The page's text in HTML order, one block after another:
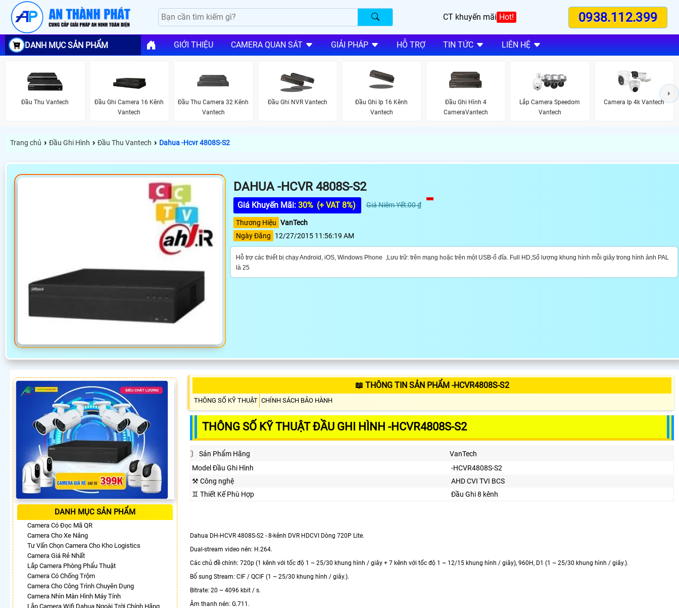
CT khuyến mãi Hot! 0938.112.399
DANH MỤC SẢN PHẨM GIỚI THIỆU CAMERA QUAN SÁT GIẢI PHÁP HỖ TRỢ TIN TỨC LIÊN HỆ
Đầu Thu Vantech
Đầu Ghi Camera 16 Kênh
Vantech
Đầu Thu Camera 32 Kênh
Vantech
Đầu Ghi NVR Vantech
Đầu Ghi Ip 16 Kênh
Vantech
Đầu Ghi Hình 4
CameraVantech
Lắp Camera Speedom
Vantech
Camera Ip 4k Vantech
Trang chủ › Đầu Ghi Hình › Đầu Thu Vantech › Dahua -Hcvr 4808S-S2
DAHUA -HCVR 4808S-S2
Giá Khuyến Mãi: 30% (+ VAT 8%) Giá Niêm Yết:00 ₫
Thương Hiệu VanTech
Ngày Đăng
12/27/2015 11:56:19 AM
Hỗ trợ các thiết bị chạy Android, iOS, Windows Phone ,Lưu trữ: trên mạng hoặc trên một USB-ổ đĩa. Full HD,Số lượng khung hình mỗi giây trong hình ảnh PAL
là 25
DANH MỤC SẢN PHẨM
Camera Có Đọc Mã QR
Camera Cho Xe Nâng
Tư Vấn Chọn Camera Cho Kho Logistics
Camera Giá Rẻ Nhất
Lắp Camera Phòng Phẩu Thuật
Camera Có Chống Trộm
Camera Cho Công Trình Chuyên Dụng
Camera Nhìn Màn Hình Máy Tính
Lắp Camera Wifi Dahua Ngoài Trời Chính Hãng
📖 THÔNG TIN SẢN PHẨM -HCVR4808S-S2
THÔNG SỐ KỸ THUẬT CHÍNH SÁCH BẢO HÀNH
THÔNG SỐ KỸ THUẬT ĐẦU GHI HÌNH -HCVR4808S-S2
〙 Sản Phẩm Hãng
VanTech
Model Đầu Ghi Hình
-HCVR4808S-S2
⚒ Công nghệ
AHD CVI TVI BCS
♊ Thiết Kế Phù Hợp
Đầu Ghi 8 kênh
Dahua DH-HCVR 4808S-S2 - 8-kênh DVR HDCVI Dòng 720P Lite.
Dual-stream video nén: H.264.
Các chủ đề chính: 720p (1 kênh với tốc độ 1 ~ 25/30 khung hình / giây + 7 kênh với tốc độ 1 ~ 12/15 khung hình / giây), 960H, D1 (1 ~ 25/30 khung hình / giây.).
Bổ sung Stream: CIF / QCIF (1 ~ 25/30 khung hình / giây.).
Bitrate: 20 ~ 4096 kbit / s.
Âm thanh nén: G.711.